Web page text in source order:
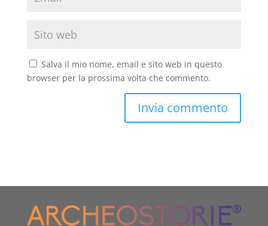
Salva il mio nome, email e sito web in questo
browser per la prossima volta che commento.